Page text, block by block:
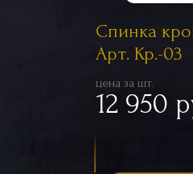
Спинка
Арт. Кр.-03
цена за шт.
12 950